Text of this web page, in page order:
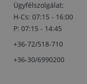
Ügyfélszolgálat:
H-Cs: 07:15 - 16:00
P: 07:15 - 14:45
+36-72/518-710
+36-30/6990200